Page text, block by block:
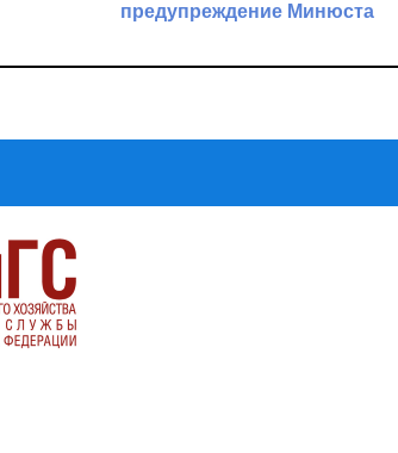
предупреждение Минюста